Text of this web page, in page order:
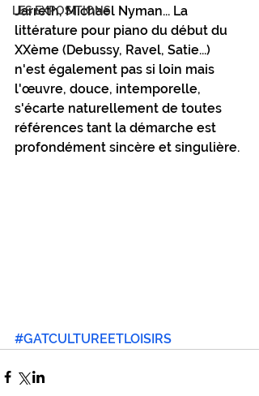
LES EXPOSITIONS
Jarreth, Michael Nyman... La
littérature pour piano du début du
XXème (Debussy, Ravel, Satie...)
n'est également pas si loin mais
l'œuvre, douce, intemporelle,
s'écarte naturellement de toutes
références tant la démarche est
profondément sincère et singulière.
#GATCULTUREETLOISIRS